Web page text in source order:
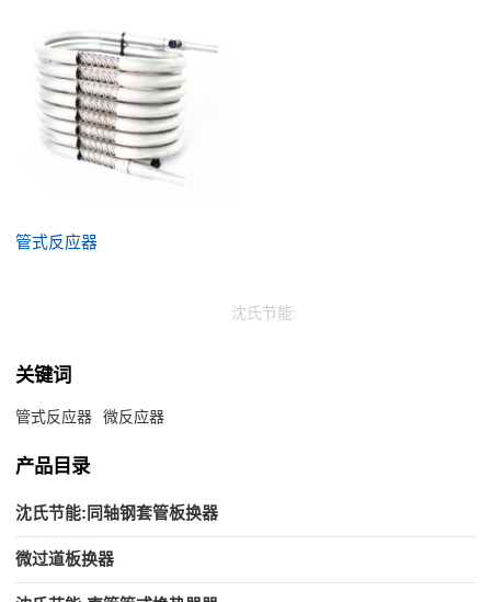
管式反应器
沈氏节能:
关键词
管式反应器 微反应器
产品目录
沈氏节能:同轴钢套管板换器
微过道板换器